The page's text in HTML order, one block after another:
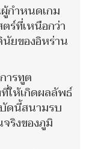
กำหนดเกม
ร์ที่เหนือกว่า
ยของอิหร่าน
ารทูต
ที่ให้เกิดผลลัพธ์
ดนี้สนามรบ
ริงของภูมิ